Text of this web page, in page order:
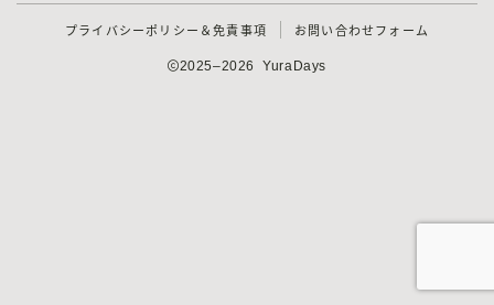
プライバシーポリシー＆免責事項 お問い合わせフォーム
2025–2026 YuraDays